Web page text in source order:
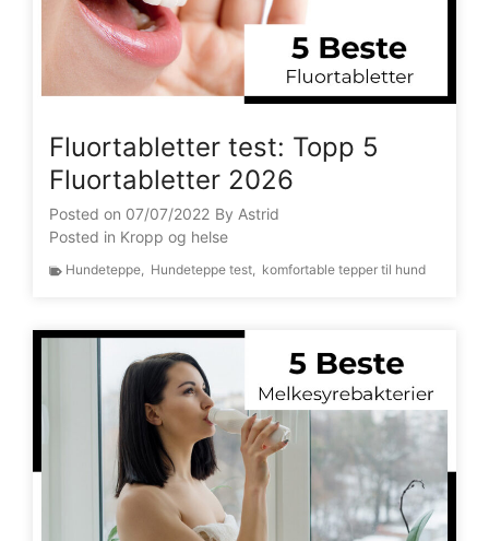
Fluortabletter test: Topp 5
Fluortabletter 2026
Posted on 07/07/2022 By Astrid
Posted in Kropp og helse
Hundeteppe, Hundeteppe test, komfortable tepper til hund